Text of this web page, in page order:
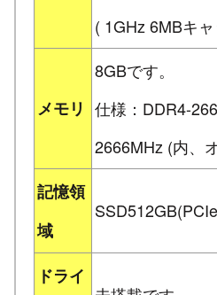
( 1GHz 6MBキ
メモリ
8GBです。
仕様：DDR4-
2666MHz (内、
記憶領
域
ドライ